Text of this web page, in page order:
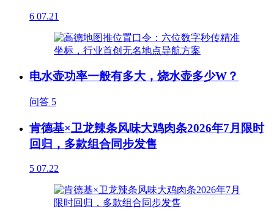
6 07.21
电水壶功率一般有多大，烧水壶多少W？
问答 5
肯德基×卫龙辣条风味大鸡肉条2026年7月限时
回归，多款组合同步发售
5 07.22